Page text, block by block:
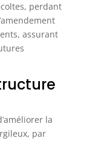
perdant
assurant
la
par